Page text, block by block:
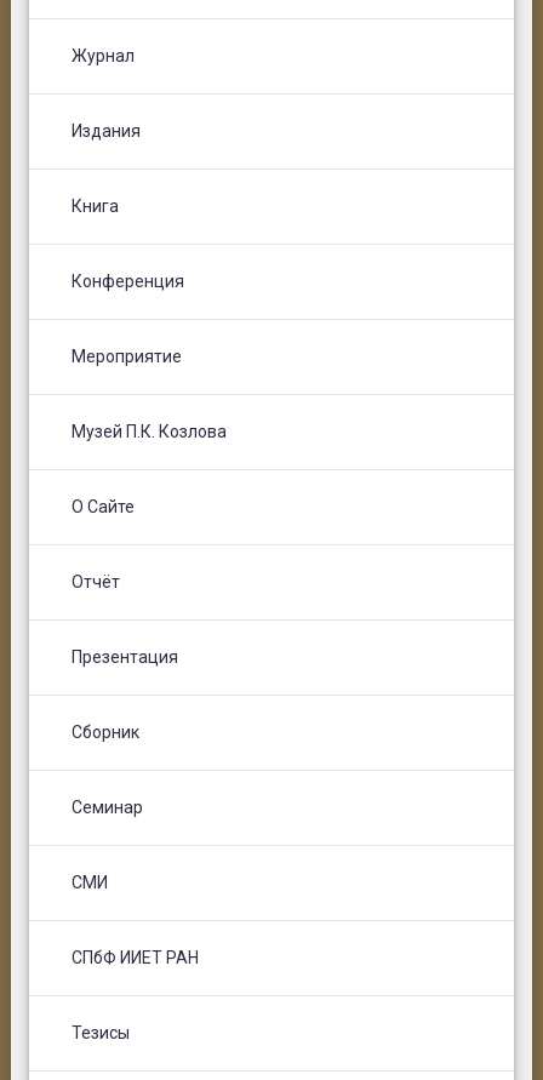
Журнал
Издания
Книга
Конференция
Мероприятие
Музей П.К. Козлова
О Сайте
Отчёт
Презентация
Сборник
Семинар
СМИ
СПбФ ИИЕТ РАН
Тезисы